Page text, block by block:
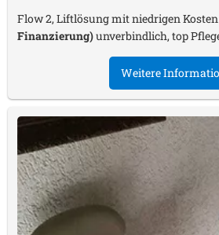
Flow 2, Liftlösung mit niedrigen Kosten
Finanzierung)unverbindlich, top
Weitere